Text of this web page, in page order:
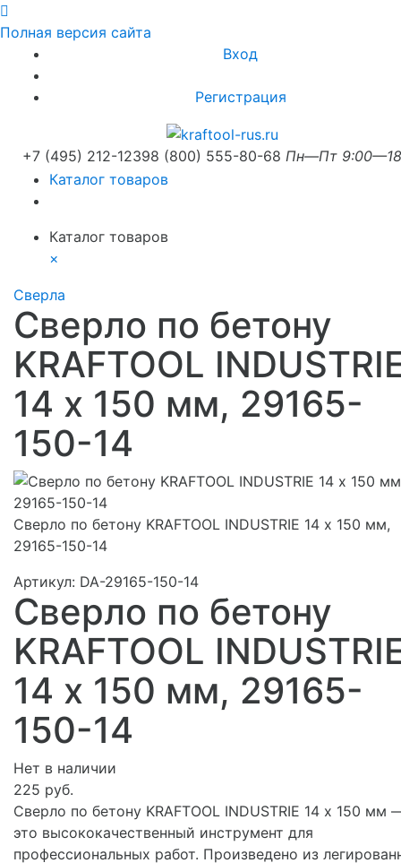
Полная версия сайта
Вход
Регистрация
+7 (495) 212-12398 (800) 555-80-68 Пн—Пт
Каталог товаров
Каталог товаров
×
Сверла
Сверло по бетону
KRAFTOOL
14 х 150 мм, 29165-
150-14
Сверло по бетону KRAFTOOL INDUSTRIE 14 х 150 мм,
29165-150-14
Артикул: DA-29165-150-14
Сверло по бетону
KRAFTOOL
14 х 150 мм, 29165-
150-14
Нет в наличии
225 руб.
Сверло по бетону KRAFTOOL INDUSTRIE 14 х 150 мм
это высококачественный инструмент для
профессиональных работ. Произведено из